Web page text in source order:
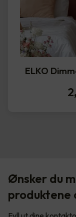
ELKO
Ønsker du
produktene